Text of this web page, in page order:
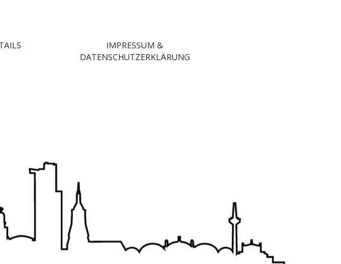
IMPRESSUM &
DATENSCHUTZERKLÄRUNG